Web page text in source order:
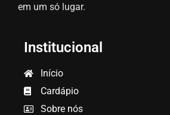
em um só lugar.
Institucional
Início
Cardápio
Sobre nós